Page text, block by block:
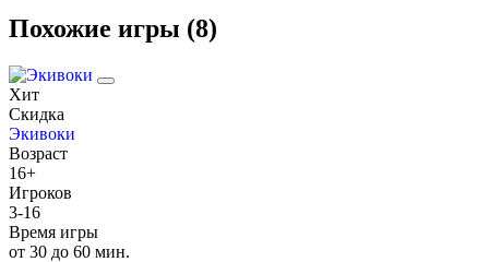
Похожие игры (8)
Хит
Скидка
Экивоки
Возраст
16+
Игроков
3-16
Время игры
от 30 до 60 мин.